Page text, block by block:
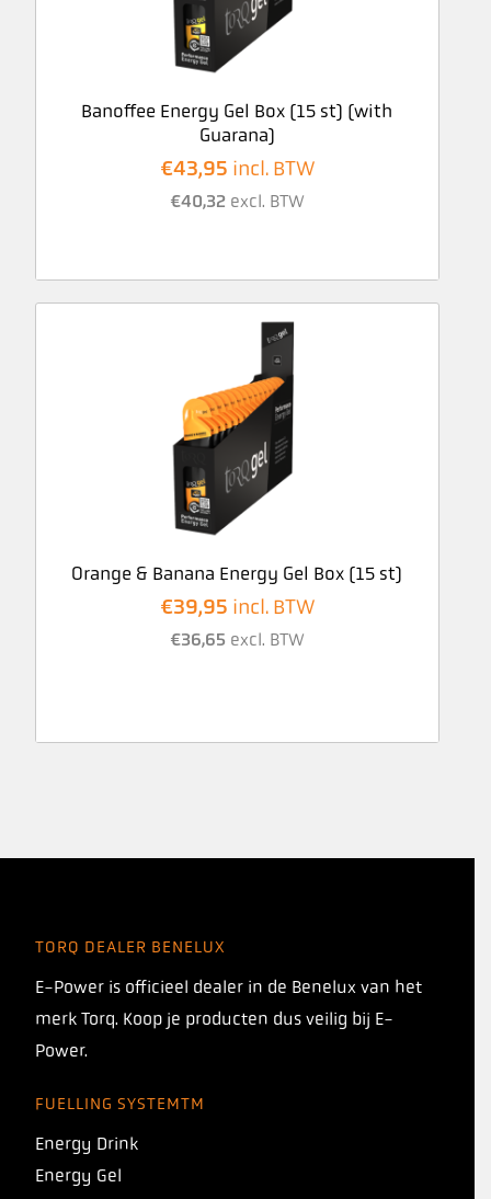
Banoffee Energy Gel Box (15 st) (with
Guarana)
€43,95 incl. BTW
€40,32 excl. BTW
Orange & Banana Energy Gel Box (15 st)
€39,95 incl. BTW
€36,65 excl. BTW
TORQ DEALER BENELUX
E-Power is officieel dealer in de Benelux van het
merk Torq. Koop je producten dus veilig bij E-
Power.
FUELLING SYSTEMTM
Energy Drink
Energy Gel